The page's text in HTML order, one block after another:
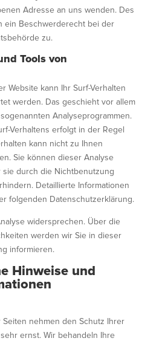
Adresse an uns wenden. Des
ein Beschwerderecht bei der
zu.
Tools von
Website kann Ihr Surf-Verhalten
werden. Das geschieht vor allem
Analyseprogrammen.
Verhaltens erfolgt in der Regel
kann nicht zu Ihnen
Sie können dieser Analyse
durch die Nichtbenutzung
Detaillierte Informationen
folgenden Datenschutzerklärung.
widersprechen. Über die
werden wir Sie in dieser
informieren.
Hinweise und
nehmen den Schutz Ihrer
ernst. Wir behandeln Ihre